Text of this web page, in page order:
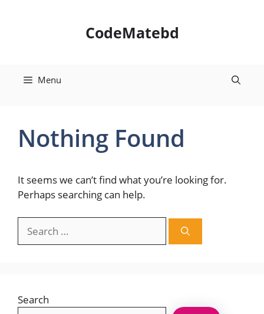
CodeMatebd
Menu
Nothing Found
It seems we can’t find what you’re looking for.
Perhaps searching can help.
for:
Search